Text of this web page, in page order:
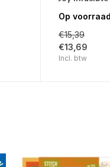
Op voorraad
€15,39
€13,69
Incl. btw